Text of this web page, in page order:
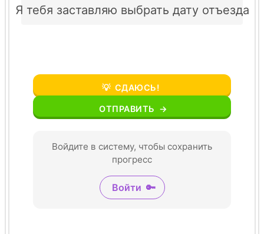
Я тебя заставляю выбрать дату отъезда
💡 СДАЮСЬ!
ОТПРАВИТЬ →
Войдите в систему, чтобы сохранить
прогресс
Войти 🔑